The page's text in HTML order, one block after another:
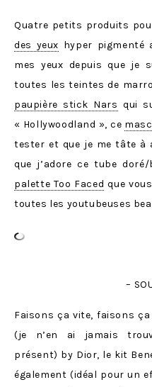
Quatre petits produits
des yeux hyper pigmenté
mes yeux depuis que je
toutes les teintes de
paupière stick Nars qui
« Hollywoodland », ce
tester et que je me tâte à
que j’adore ce tube
palette Too Faced que
toutes les youtubeuses
–
Faisons ça vite, faisons ça
(je n’en ai jamais
présent) by Dior, le kit
également (idéal pour un